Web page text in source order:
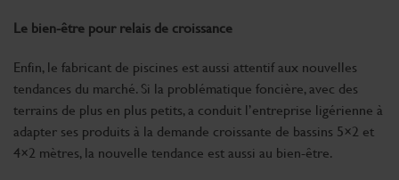
Le bien-être pour relais de croissance
Enfin, le fabricant de piscines est aussi attentif aux nouvelles
tendances du marché. Si la problématique foncière, avec des
terrains de plus en plus petits, a conduit l’entreprise ligérienne à
adapter ses produits à la demande croissante de bassins 5×2 et
4×2 mètres, la nouvelle tendance est aussi au bien-être.